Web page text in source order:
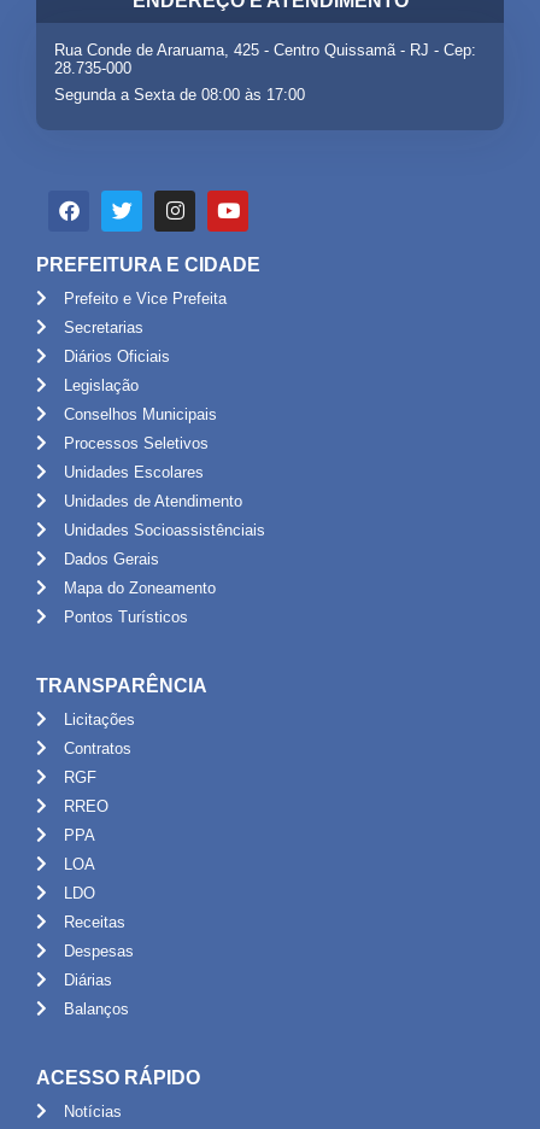
Rua Conde de Araruama, 425 - Centro Quissamã - RJ - Cep:
28.735-000
Segunda a Sexta de 08:00 às 17:00
PREFEITURA E CIDADE
Prefeito e Vice Prefeita
Secretarias
Diários Oficiais
Legislação
Conselhos Municipais
Processos Seletivos
Unidades Escolares
Unidades de Atendimento
Unidades Socioassistênciais
Dados Gerais
Mapa do Zoneamento
Pontos Turísticos
TRANSPARÊNCIA
Licitações
Contratos
RGF
RREO
PPA
LOA
LDO
Receitas
Despesas
Diárias
Balanços
ACESSO RÁPIDO
Notícias